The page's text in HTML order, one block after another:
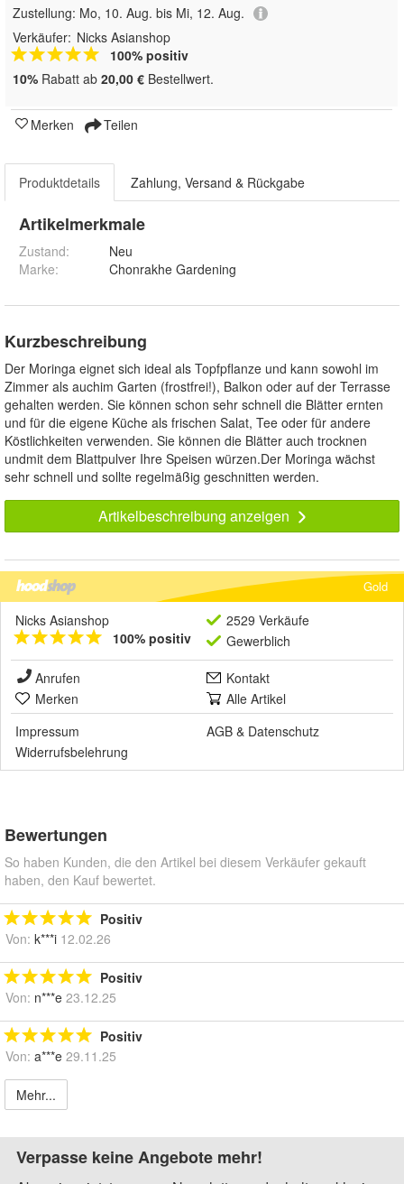
Zustellung: Mo, 10. Aug. bis Mi, 12. Aug.
Verkäufer: Nicks Asianshop
100% positiv
10% Rabatt ab 20,00 € Bestellwert.
Merken Teilen
Produktdetails Zahlung, Versand & Rückgabe
Artikelmerkmale
Zustand:
Neu
Marke:
Chonrakhe Gardening
Kurzbeschreibung
Der Moringa eignet sich ideal als Topfpflanze und kann sowohl im
Zimmer als auchim Garten (frostfrei!), Balkon oder auf der Terrasse
gehalten werden. Sie können schon sehr schnell die Blätter ernten
und für die eigene Küche als frischen Salat, Tee oder für andere
Köstlichkeiten verwenden. Sie können die Blätter auch trocknen
undmit dem Blattpulver Ihre Speisen würzen.Der Moringa wächst
sehr schnell und sollte regelmäßig geschnitten werden.
Artikelbeschreibung anzeigen
Gold
Nicks Asianshop
100% positiv
2529 Verkäufe
Gewerblich
Anrufen
Kontakt
Merken
Alle Artikel
Impressum
AGB & Datenschutz
Widerrufsbelehrung
Bewertungen
So haben Kunden, die den Artikel bei diesem Verkäufer gekauft
haben, den Kauf bewertet.
Positiv
Von: k***i 12.02.26
Positiv
Von: n***e 23.12.25
Positiv
Von: a***e 29.11.25
Mehr...
Verpasse keine Angebote mehr!